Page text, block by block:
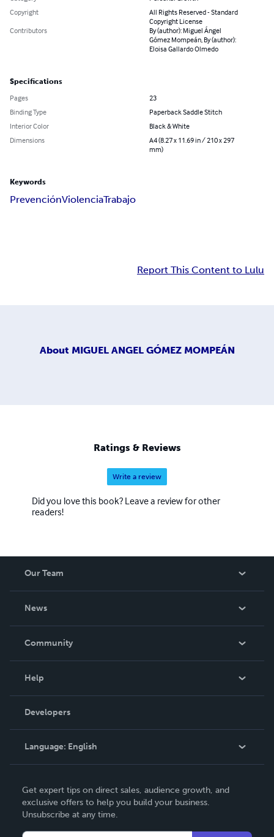
Copyright
All Rights Reserved - Standard
Copyright License
Contributors
By (author): Miguel Ángel
Gómez Mompeán, By (author):
Eloisa Gallardo Olmedo
Specifications
Pages
23
Binding Type
Paperback Saddle Stitch
Interior Color
Black & White
Dimensions
A4 (8.27 x 11.69 in / 210 x 297
mm)
Keywords
PrevenciónViolenciaTrabajo
Report This Content to Lulu
About MIGUEL ANGEL GÓMEZ MOMPEÁN
Ratings & Reviews
Write a review
Did you love this book? Leave a review for other
readers!
Our Team
News
In The News
Community
Podcast
Help
Order Lookup
Knowledge Base
Contact Support
Developers
Language: English
Deutsch
Français
Get expert tips on direct sales, audience growth, and
exclusive offers to help you build your business.
Unsubscribe at any time.